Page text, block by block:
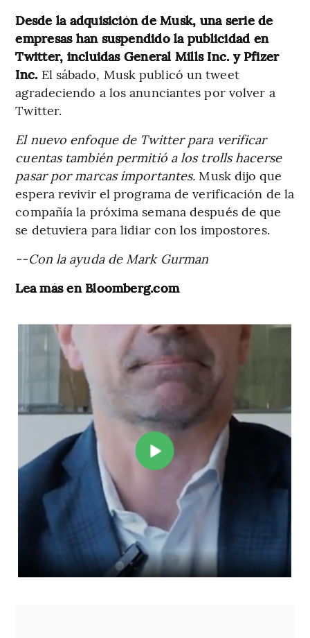
Desde la adquisición de Musk, una serie de
empresas han suspendido la publicidad en
Twitter, incluidas General Mills Inc. y Pfizer
Inc. El sábado, Musk publicó un tweet
agradeciendo a los anunciantes por volver a
Twitter.
El nuevo enfoque de Twitter para verificar
cuentas también permitió a los trolls hacerse
pasar por marcas importantes. Musk dijo que
espera revivir el programa de verificación de la
compañía la próxima semana después de que
se detuviera para lidiar con los impostores.
--Con la ayuda de Mark Gurman
Lea más en Bloomberg.com